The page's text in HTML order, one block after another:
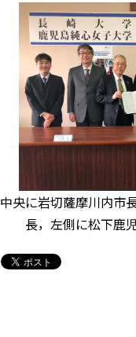
中央に岩切薩摩川内市
長，左側に松下鹿